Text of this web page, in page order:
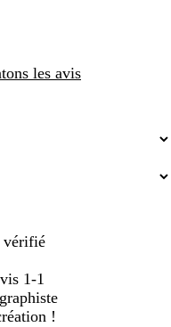
les avis
vérifié
1-1
!